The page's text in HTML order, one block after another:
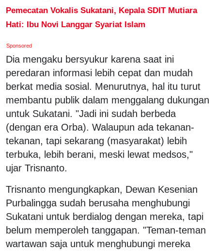
Pemecatan Vokalis Sukatani, Kepala SDIT Mutiara
Hati: Ibu Novi Langgar Syariat Islam
Sponsored
Dia mengaku bersyukur karena saat ini
peredaran informasi lebih cepat dan mudah
berkat media sosial. Menurutnya, hal itu turut
membantu publik dalam menggalang dukungan
untuk Sukatani. "Jadi ini sudah berbeda
(dengan era Orba). Walaupun ada tekanan-
tekanan, tapi sekarang (masyarakat) lebih
terbuka, lebih berani, meski lewat medsos,"
ujar Trisnanto.
Trisnanto mengungkapkan, Dewan Kesenian
Purbalingga sudah berusaha menghubungi
Sukatani untuk berdialog dengan mereka, tapi
belum memperoleh tanggapan. "Teman-teman
wartawan saja untuk menghubungi mereka